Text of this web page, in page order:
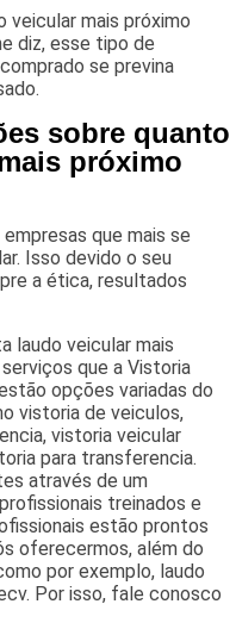
veicular mais próximo
diz, esse tipo de
se previna
sobre quanto
próximo
que mais se
Isso devido o seu
a ética, resultados
laudo veicular mais
que a Vistoria
opções variadas do
vistoria de veiculos,
vistoria veicular
para transferencia.
através de um
treinados e
estão prontos
oferecermos, além do
por exemplo, laudo
Por isso, fale conosco